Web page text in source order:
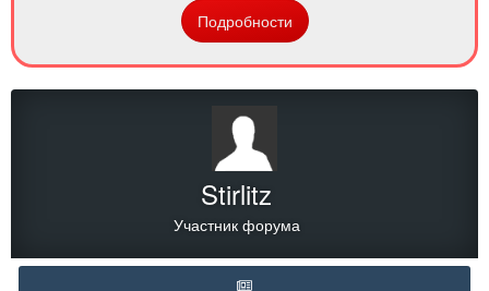
Подробности
Stirlitz
Участник форума